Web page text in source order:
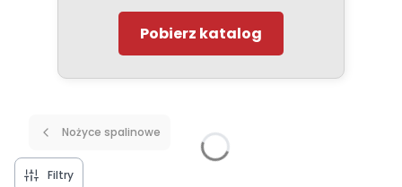
Pobierz katalog
Nożyce spalinowe
Filtry